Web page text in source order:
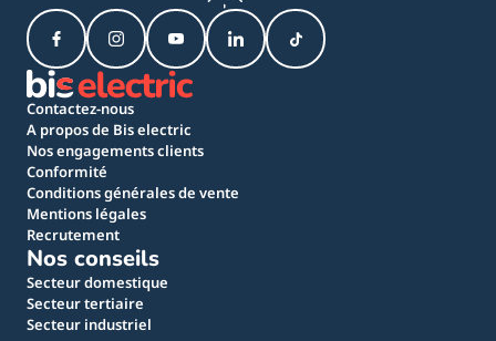
Contactez-nous
A propos de Bis electric
Nos engagements clients
Conformité
Conditions générales de vente
Mentions légales
Recrutement
Nos conseils
Secteur domestique
Secteur tertiaire
Secteur industriel